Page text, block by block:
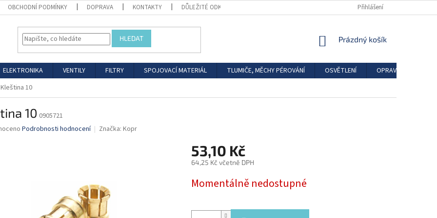
OBCHODNÍ PODMÍNKY DOPRAVA KONTAKTY DŮLEŽITÉ ODKAZY Přihlášení
HLEDAT
NÁKUPNÍ
Prázdný košík
ELEKTRONIKA VENTILY FILTRY SPOJOVACÍ MATERIÁL TLUMIČE, MĚCHY PÉROVÁNÍ OSVĚTLENÍ
OPRAVÁRENSKÉ
Kleština 10
10 0905721
Podrobnosti hodnocení Značka: Kopr
53,10 Kč
64,25 Kč včetně DPH
cena:
Momentálně nedostupné